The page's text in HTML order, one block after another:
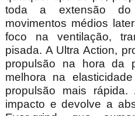
toda a extensão
movimentos médios
foco na ventilação,
pisada. A Ultra Action,
propulsão na hora da
melhora na
propulsão mais
impacto e devolve a